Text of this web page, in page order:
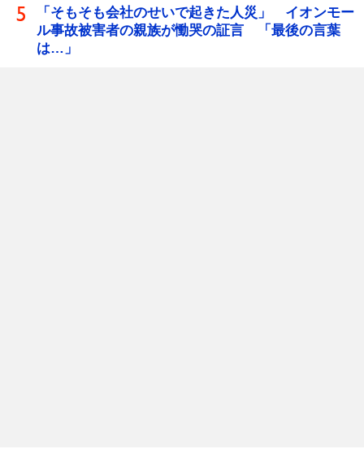
「そもそも会社のせいで起きた人災」 イオンモー
ル事故被害者の親族が慟哭の証言 「最後の言葉
は…」